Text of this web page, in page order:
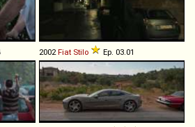
2002 Fiat Stilo Ep. 03.01